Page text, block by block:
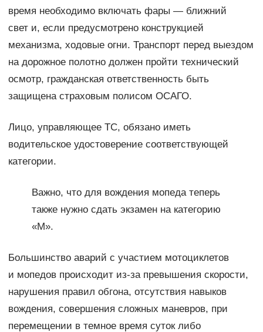
время необходимо включать фары — ближний
свет и, если предусмотрено конструкцией
механизма, ходовые огни. Транспорт перед выездом
на дорожное полотно должен пройти технический
осмотр, гражданская ответственность быть
защищена страховым полисом ОСАГО.
Лицо, управляющее ТС, обязано иметь
водительское удостоверение соответствующей
категории.
Важно, что для вождения мопеда теперь
также нужно сдать экзамен на категорию
«М».
Большинство аварий с участием мотоциклетов
и мопедов происходит из-за превышения скорости,
нарушения правил обгона, отсутствия навыков
вождения, совершения сложных маневров, при
перемещении в темное время суток либо